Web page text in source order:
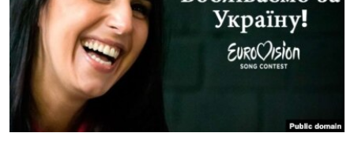
ДЕПОРТАЦІЯ
ВІДЕОУРОКИ «ELIFBE»
СВІДЧЕННЯ ОКУПАЦІЇ
УКРАЇНСЬКА ПРОБЛЕМА КРИМУ
ІНФОГРАФІКА
ЯК ОБІЙТИ БЛОКУВАННЯ
Русский
Qırımtatar
ДОЛУЧАЙСЯ!